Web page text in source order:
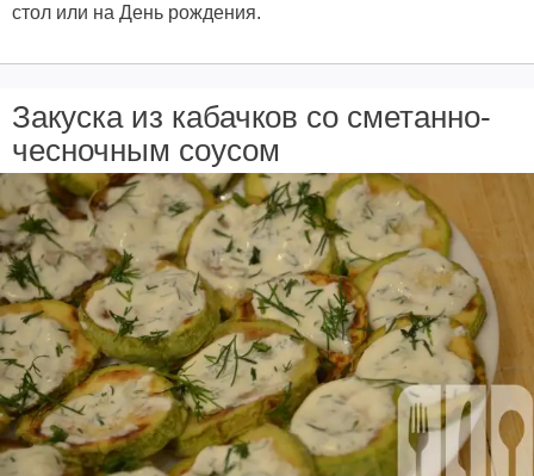
стол или на День рождения.
Закуска из кабачков со сметанно-
чесночным соусом